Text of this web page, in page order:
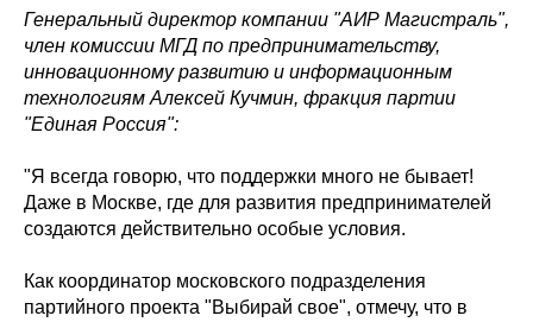
Генеральный директор компании "АИР Магистраль",
член комиссии МГД по предпринимательству,
инновационному развитию и информационным
технологиям Алексей Кучмин, фракция партии
"Единая Россия":
"Я всегда говорю, что поддержки много не бывает!
Даже в Москве, где для развития предпринимателей
создаются действительно особые условия.
Как координатор московского подразделения
партийного проекта "Выбирай свое", отмечу, что в